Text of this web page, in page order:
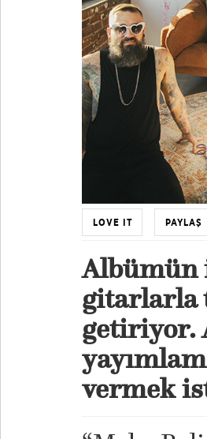
LOVE IT PAYLAŞ
Albümün
gitarlarla
getiriyor.
vermek